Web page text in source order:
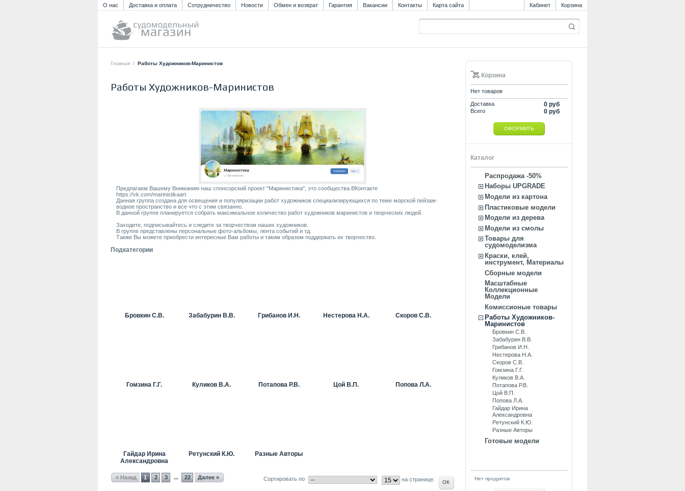
О нас Доставка и оплата Сотрудничество Новости Обмен и возврат Гарантия Вакансии Контакты Карта сайта Кабинет Корзина
Главная / Работы Художников-Маринистов
Работы Художников-Маринистов
Предлагаем Вашему Вниманию наш спонсорский проект "Маринистика", это сообщества ВКонтакте
https://vk.com/marinistikaart
Данная группа создана для освещения и популяризации работ художников специализирующихся по теме морской пейзаж-
водное пространство и все что с этим связанно.
В данной группе планируется собрать максимальное количество работ художников маринистов и творческих людей.
Заходите, подписывайтесь и следите за творчеством наших художников.
В группе представлены персональные фото-альбомы, лента событий и тд.
Также Вы можете приобрести интересные Вам работы и таким образом поддержать их творчество.
Подкатегории
Бровкин С.В. Забабурин В.В. Грибанов И.Н. Нестерова Н.А. Скоров С.В.
Гомзина Г.Г. Куликов В.А. Потапова Р.В. Цой В.П. Попова Л.А.
Гайдар Ирина
Александровна
Ретунский К.Ю. Разные Авторы
« Назад 1 2 3 ... 22 Далее » на странице:
Сортировать по
Корзина
Нет товаров
Доставка 0 руб
Всего 0 руб
ОФОРМИТЬ
Каталог
Распродажа -50%
Наборы UPGRADE
Модели из картона
Пластиковые модели
Модели из дерева
Модели из смолы
Товары для
судомоделизма
Краски, клей,
инструмент, Материалы
Сборные модели
Масштабные
Коллекционные
Модели
Комиссионые товары
Работы Художников-
Маринистов
Бровкин С.В.
Забабурин В.В.
Грибанов И.Н.
Нестерова Н.А.
Скоров С.В.
Гомзина Г.Г.
Куликов В.А.
Потапова Р.В.
Цой В.П.
Попова Л.А.
Гайдар Ирина
Александровна
Ретунский К.Ю.
Разные Авторы
Готовые модели
Нет продуктов